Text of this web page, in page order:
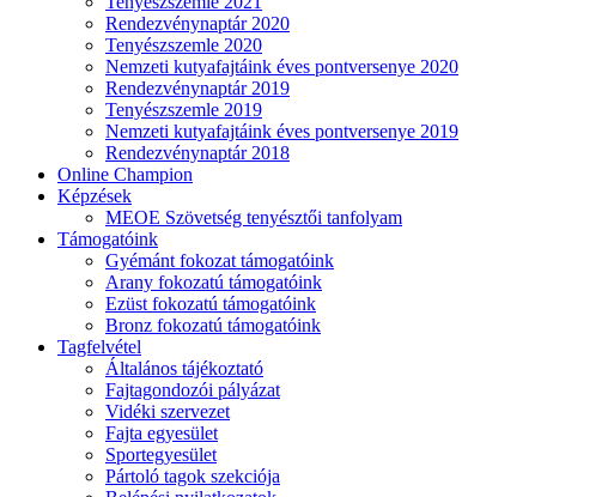
Rendezvénynaptár 2020
Tenyészszemle 2020
Nemzeti kutyafajtáink éves pontversenye 2020
Rendezvénynaptár 2019
Tenyészszemle 2019
Nemzeti kutyafajtáink éves pontversenye 2019
Rendezvénynaptár 2018
Online Champion
Képzések
MEOE Szövetség tenyésztői tanfolyam
Támogatóink
Gyémánt fokozat támogatóink
Arany fokozatú támogatóink
Ezüst fokozatú támogatóink
Bronz fokozatú támogatóink
Tagfelvétel
Általános tájékoztató
Fajtagondozói pályázat
Vidéki szervezet
Fajta egyesület
Sportegyesület
Pártoló tagok szekciója